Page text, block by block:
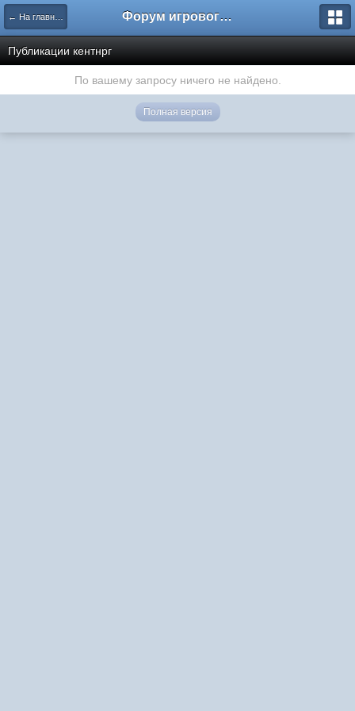
← На главную Форум игрового проекта Riverrise
Публикации кентнрг
По вашему запросу ничего не найдено.
Полная версия